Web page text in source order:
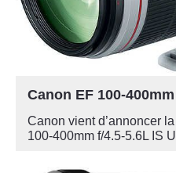
Canon EF 100-
Canon vient d’annoncer
100-400mm f/4.5-5.6L IS